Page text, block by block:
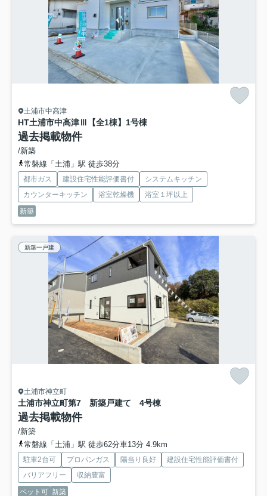
土浦市中高津
HT土浦市中高津Ⅲ【全1棟】 1号棟
過去掲載物件
/新築
常磐線「土浦」駅 徒歩38分
都市ガス 建設住宅性能評価書付
システムキッチン
カウンターキッチン
浴室乾燥機
浴室１坪以上
新築
新築一戸建
土浦市神立町
土浦市神立町第7 新築戸建て 4号棟
過去掲載物件
/新築
常磐線「土浦」駅 徒歩62分車13分 4.9km
駐車2台可 プロパンガス 陽当り良好
建設住宅性能評価書付
バリアフリー
収納豊富
ペット可 新築